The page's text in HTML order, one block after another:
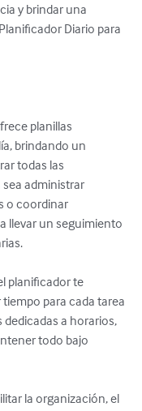
y brindar una
Diario para
planillas
brindando un
todas las
sea administrar
o coordinar
llevar un seguimiento
planificador te
para cada tarea
a horarios,
todo bajo
la organización, el